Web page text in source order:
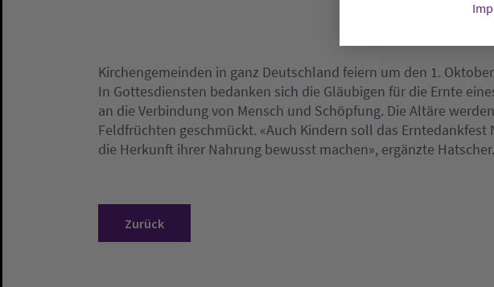
Kirchengemeinden in ganz Deutschland feiern um den 1.
In Gottesdiensten bedanken sich die Gläubigen für die Ernte
an die Verbindung von Mensch und Schöpfung. Die Altäre
Feldfrüchten geschmückt. «Auch Kindern soll das
die Herkunft ihrer Nahrung bewusst machen», ergänzte Hatscher.
Zurück